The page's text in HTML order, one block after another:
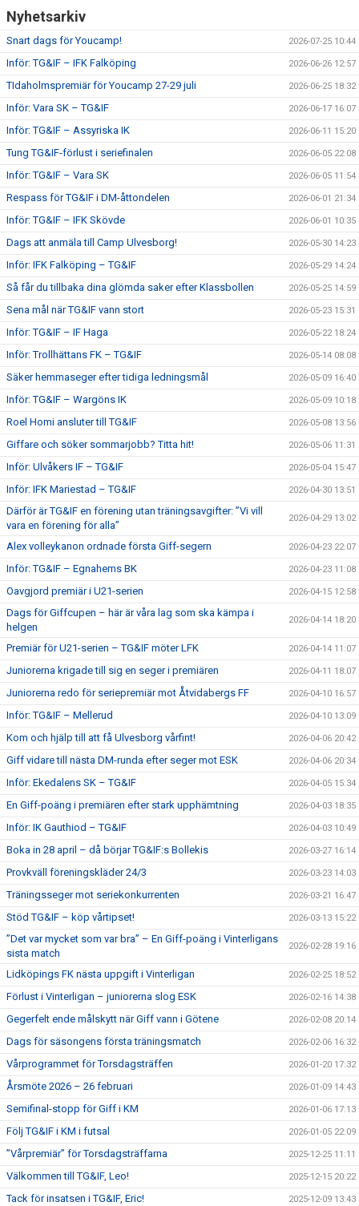
Nyhetsarkiv
Snart dags för Youcamp! 2026-07-25 10:44
Inför: TG&IF – IFK Falköping 2026-06-26 12:57
TIdaholmspremiär för Youcamp 27-29 juli 2026-06-25 18:32
Inför: Vara SK – TG&IF 2026-06-17 16:07
Inför: TG&IF – Assyriska IK 2026-06-11 15:20
Tung TG&IF-förlust i seriefinalen 2026-06-05 22:08
Inför: TG&IF – Vara SK 2026-06-05 11:54
Respass för TG&IF i DM-åttondelen 2026-06-01 21:34
Inför: TG&IF – IFK Skövde 2026-06-01 10:35
Dags att anmäla till Camp Ulvesborg! 2026-05-30 14:23
Inför: IFK Falköping – TG&IF 2026-05-29 14:24
Så får du tillbaka dina glömda saker efter Klassbollen 2026-05-25 14:59
Sena mål när TG&IF vann stort 2026-05-23 15:31
Inför: TG&IF – IF Haga 2026-05-22 18:24
Inför: Trollhättans FK – TG&IF 2026-05-14 08:08
Säker hemmaseger efter tidiga ledningsmål 2026-05-09 16:40
Inför: TG&IF – Wargöns IK 2026-05-09 10:18
Roel Homi ansluter till TG&IF 2026-05-08 13:56
Giffare och söker sommarjobb? Titta hit! 2026-05-06 11:31
Inför: Ulvåkers IF – TG&IF 2026-05-04 15:47
Inför: IFK Mariestad – TG&IF 2026-04-30 13:51
Därför är TG&IF en förening utan träningsavgifter: ”Vi vill
vara en förening för alla”
2026-04-29 13:02
Alex volleykanon ordnade första Giff-segern 2026-04-23 22:07
Inför: TG&IF – Egnahems BK 2026-04-23 11:08
Oavgjord premiär i U21-serien 2026-04-15 12:58
Dags för Giffcupen – här är våra lag som ska kämpa i
helgen
2026-04-14 18:20
Premiär för U21-serien – TG&IF möter LFK 2026-04-14 11:07
Juniorerna krigade till sig en seger i premiären 2026-04-11 18:07
Juniorerna redo för seriepremiär mot Åtvidabergs FF 2026-04-10 16:57
Inför: TG&IF – Mellerud 2026-04-10 13:09
Kom och hjälp till att få Ulvesborg vårfint! 2026-04-06 20:42
Giff vidare till nästa DM-runda efter seger mot ESK 2026-04-06 20:34
Inför: Ekedalens SK – TG&IF 2026-04-05 15:34
En Giff-poäng i premiären efter stark upphämtning 2026-04-03 18:35
Inför: IK Gauthiod – TG&IF 2026-04-03 10:49
Boka in 28 april – då börjar TG&IF:s Bollekis 2026-03-27 16:14
Provkväll föreningskläder 24/3 2026-03-23 14:03
Träningsseger mot seriekonkurrenten 2026-03-21 16:47
Stöd TG&IF – köp vårtipset! 2026-03-13 15:22
”Det var mycket som var bra” – En Giff-poäng i Vinterligans
sista match
2026-02-28 19:16
Lidköpings FK nästa uppgift i Vinterligan 2026-02-25 18:52
Förlust i Vinterligan – juniorerna slog ESK 2026-02-16 14:38
Gegerfelt ende målskytt när Giff vann i Götene 2026-02-08 20:14
Dags för säsongens första träningsmatch 2026-02-06 16:32
Vårprogrammet för Torsdagsträffen 2026-01-20 17:32
Årsmöte 2026 – 26 februari 2026-01-09 14:43
Semifinal-stopp för Giff i KM 2026-01-06 17:13
Följ TG&IF i KM i futsal 2026-01-05 22:09
”Vårpremiär” för Torsdagsträffarna 2025-12-25 11:11
Välkommen till TG&IF, Leo! 2025-12-15 20:22
Tack för insatsen i TG&IF, Eric! 2025-12-09 13:43